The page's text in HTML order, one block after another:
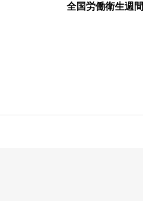
全国労働衛生週間